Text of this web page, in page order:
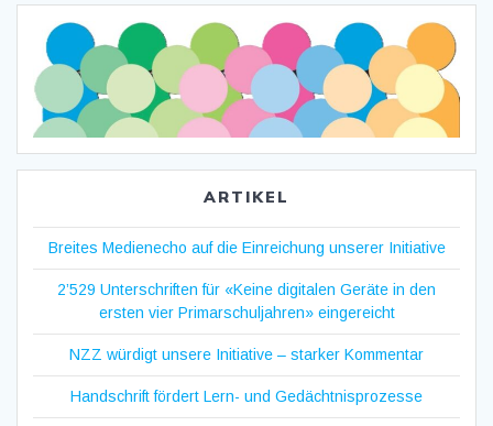
ARTIKEL
Breites Medienecho auf die Einreichung unserer Initiative
2’529 Unterschriften für «Keine digitalen Geräte in den
ersten vier Primarschuljahren» eingereicht
NZZ würdigt unsere Initiative – starker Kommentar
Handschrift fördert Lern- und Gedächtnisprozesse